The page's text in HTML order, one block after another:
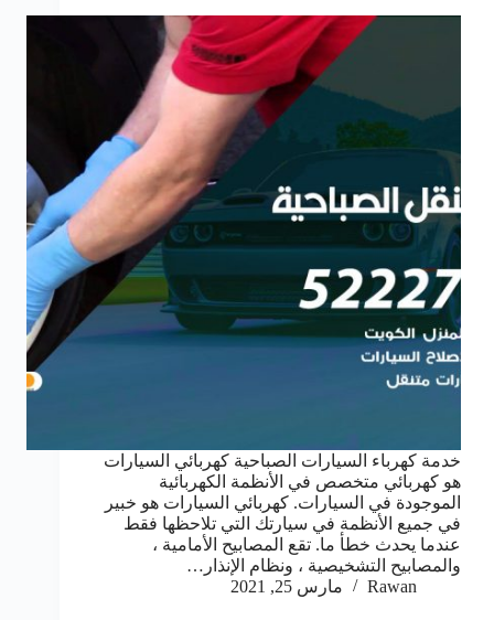
خدمة كهرباء السيارات الصباحية كهربائي السيارات
هو كهربائي متخصص في الأنظمة الكهربائية
الموجودة في السيارات. كهربائي السيارات هو خبير
في جميع الأنظمة في سيارتك التي تلاحظها فقط
عندما يحدث خطأ ما. تقع المصابيح الأمامية ،
والمصابيح التشخيصية ، ونظام الإنذار…
Rawan
مارس 25, 2021